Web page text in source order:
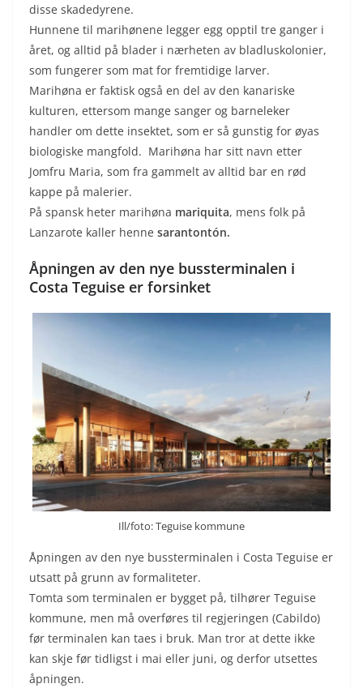
disse skadedyrene.
Hunnene til marihønene legger egg opptil tre ganger i
året, og alltid på blader i nærheten av bladluskolonier,
som fungerer som mat for fremtidige larver.
Marihøna er faktisk også en del av den kanariske
kulturen, ettersom mange sanger og barneleker
handler om dette insektet, som er så gunstig for øyas
biologiske mangfold. Marihøna har sitt navn etter
Jomfru Maria, som fra gammelt av alltid bar en rød
kappe på malerier.
På spansk heter marihøna mariquita, mens folk på
Lanzarote kaller henne sarantontón.
Åpningen av den nye bussterminalen i
Costa Teguise er forsinket
Ill/foto: Teguise kommune
Åpningen av den nye bussterminalen i Costa Teguise er
utsatt på grunn av formaliteter.
Tomta som terminalen er bygget på, tilhører Teguise
kommune, men må overføres til regjeringen (Cabildo)
før terminalen kan taes i bruk. Man tror at dette ikke
kan skje før tidligst i mai eller juni, og derfor utsettes
åpningen.